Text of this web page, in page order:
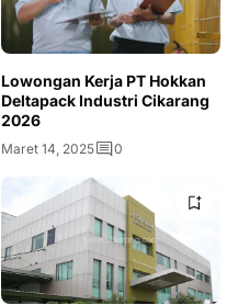
Lowongan Kerja PT Hokkan
Deltapack Industri Cikarang
2026
Maret 14, 2025 0